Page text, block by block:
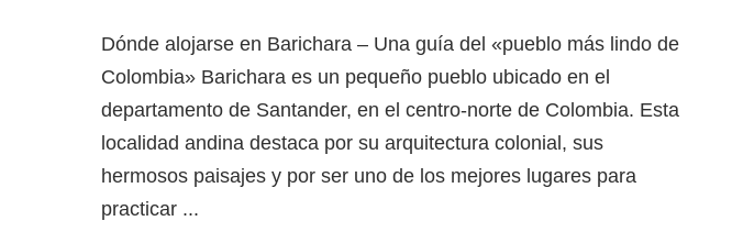
Dónde alojarse en Barichara – Una guía del «pueblo más lindo de
Colombia» Barichara es un pequeño pueblo ubicado en el
departamento de Santander, en el centro-norte de Colombia. Esta
localidad andina destaca por su arquitectura colonial, sus
hermosos paisajes y por ser uno de los mejores lugares para
practicar ...